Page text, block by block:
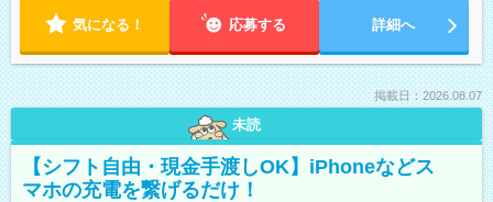
気になる！ 応募する 詳細へ
掲載日：2026.08.07
未読
【シフト自由・現金手渡しOK】iPhoneなどス
マホの充電を繋げるだけ！